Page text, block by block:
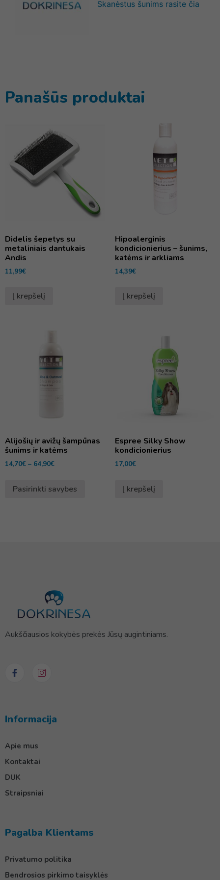
Skanėstus šunims rasite čia
Panašūs produktai
Didelis šepetys su
metaliniais dantukais
Andis
11,99€
Į krepšelį
Hipoalerginis
kondicionierius – šunims,
katėms ir arkliams
14,39€
Į krepšelį
Alijošių ir avižų šampūnas
šunims ir katėms
14,70€ – 64,90€
Pasirinkti savybes
Espree Silky Show
kondicionierius
17,00€
Į krepšelį
Aukščiausios kokybės prekės Jūsų augintiniams.
Informacija
Apie mus
Kontaktai
DUK
Straipsniai
Pagalba Klientams
Privatumo politika
Bendrosios pirkimo taisyklės